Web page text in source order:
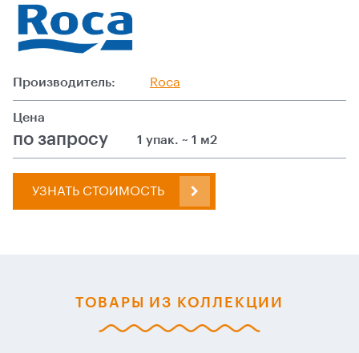
Производитель: Roca
Цена
по запросу 1 упак. ~ 1 м2
УЗНАТЬ СТОИМОСТЬ
ТОВАРЫ ИЗ КОЛЛЕКЦИИ